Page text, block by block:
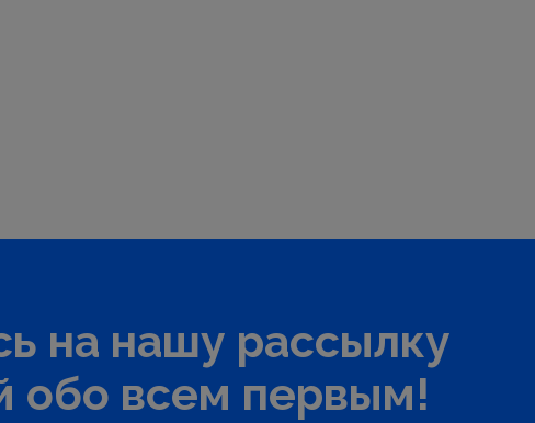
на нашу рассылку
обо всем первым!